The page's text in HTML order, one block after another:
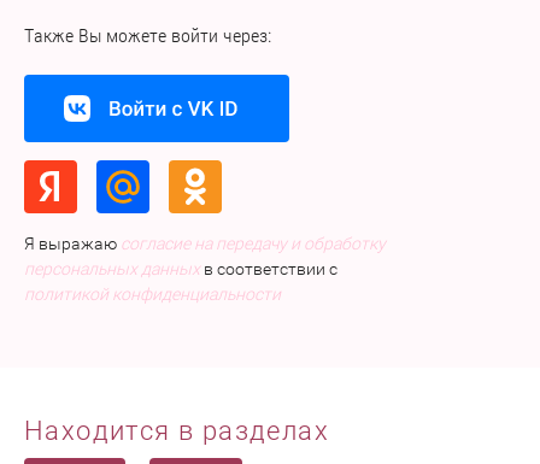
Также Вы можете войти через:
Я выражаю согласие на передачу и обработку
персональных данных в соответствии с
политикой конфиденциальности
Находится в разделах